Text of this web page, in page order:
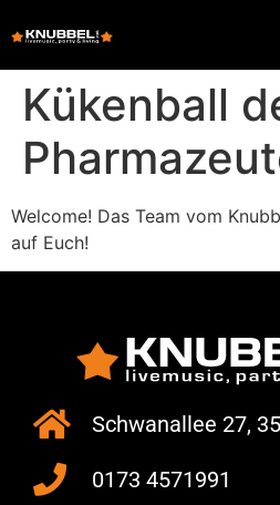
Kükenball
Welcome! Das Team vom
auf Euch!
Schwanallee 27,
0173 4571991